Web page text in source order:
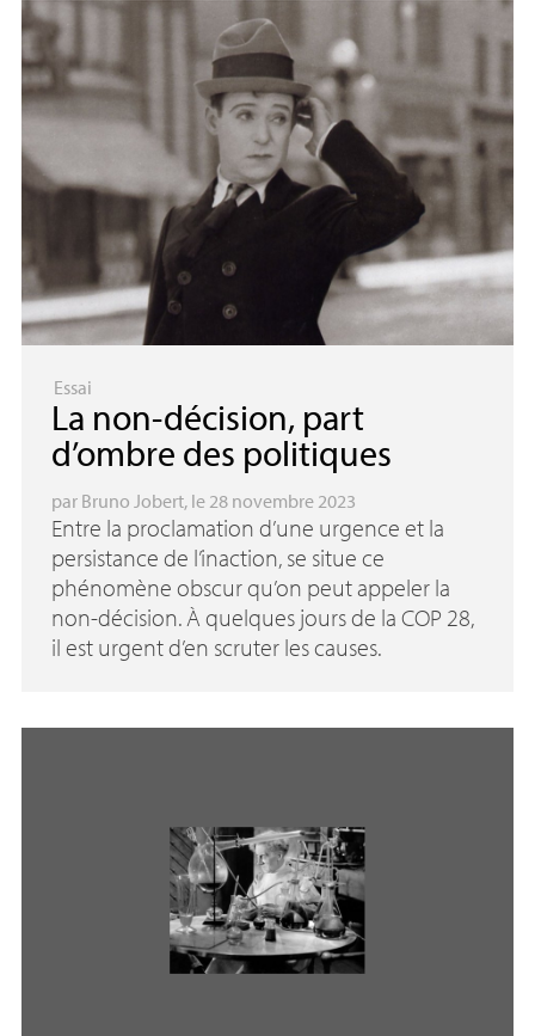
Essai
La non-décision, part
d’ombre des politiques
par Bruno Jobert, le 28 novembre 2023
Entre la proclamation d’une urgence et la
persistance de l’inaction, se situe ce
phénomène obscur qu’on peut appeler la
non-décision. À quelques jours de la COP 28,
il est urgent d’en scruter les causes.